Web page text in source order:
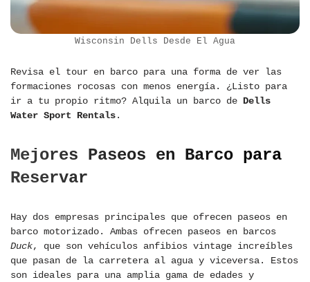
Wisconsin Dells Desde El Agua
Revisa el tour en barco para una forma de ver las
formaciones rocosas con menos energía. ¿Listo para
ir a tu propio ritmo? Alquila un barco de Dells
Water Sport Rentals.
Mejores Paseos en Barco para
Reservar
Hay dos empresas principales que ofrecen paseos en
barco motorizado. Ambas ofrecen paseos en barcos
Duck, que son vehículos anfibios vintage increíbles
que pasan de la carretera al agua y viceversa. Estos
son ideales para una amplia gama de edades y